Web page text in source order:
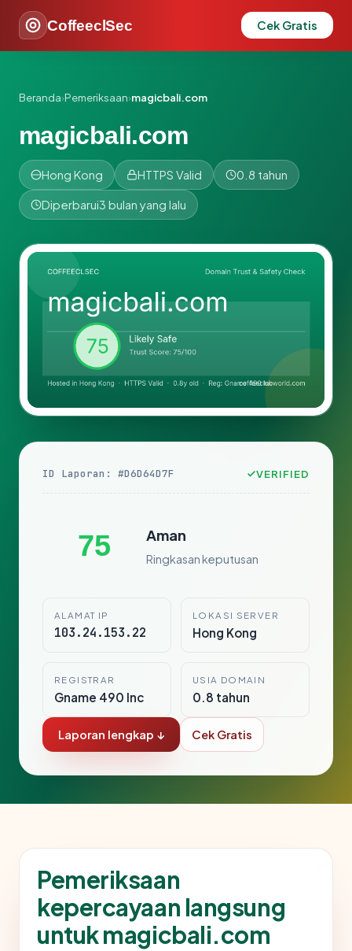
CoffeeclSec Cek Gratis
Beranda›Pemeriksaan›magicbali.com
magicbali.com
Hong Kong HTTPS Valid 0.8 tahun
Diperbarui3 bulan yang lalu
ID Laporan: #D6D64D7F VERIFIED
75 Aman
Ringkasan keputusan
ALAMAT IP
103.24.153.22
LOKASI SERVER
Hong Kong
REGISTRAR
Gname 490 Inc
USIA DOMAIN
0.8 tahun
Laporan lengkap ↓ Cek Gratis
Pemeriksaan
kepercayaan langsung
untuk magicbali.com